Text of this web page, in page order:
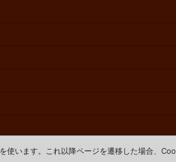
います。これ以降ページを遷移した場合、